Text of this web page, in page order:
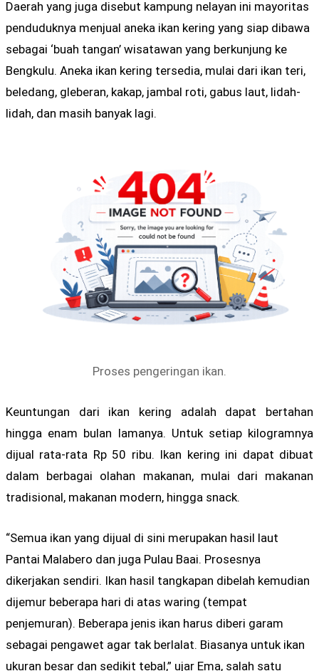
Daerah yang juga disebut kampung nelayan ini mayoritas
penduduknya menjual aneka ikan kering yang siap dibawa
sebagai ‘buah tangan’ wisatawan yang berkunjung ke
Bengkulu. Aneka ikan kering tersedia, mulai dari ikan teri,
beledang, gleberan, kakap, jambal roti, gabus laut, lidah-
lidah, dan masih banyak lagi.
Proses pengeringan ikan.
Keuntungan dari ikan kering adalah dapat bertahan
hingga enam bulan lamanya. Untuk setiap kilogramnya
dijual rata-rata Rp 50 ribu. Ikan kering ini dapat dibuat
dalam berbagai olahan makanan, mulai dari makanan
tradisional, makanan modern, hingga snack.
“Semua ikan yang dijual di sini merupakan hasil laut
Pantai Malabero dan juga Pulau Baai. Prosesnya
dikerjakan sendiri. Ikan hasil tangkapan dibelah kemudian
dijemur beberapa hari di atas waring (tempat
penjemuran). Beberapa jenis ikan harus diberi garam
sebagai pengawet agar tak berlalat. Biasanya untuk ikan
ukuran besar dan sedikit tebal,” ujar Ema, salah satu